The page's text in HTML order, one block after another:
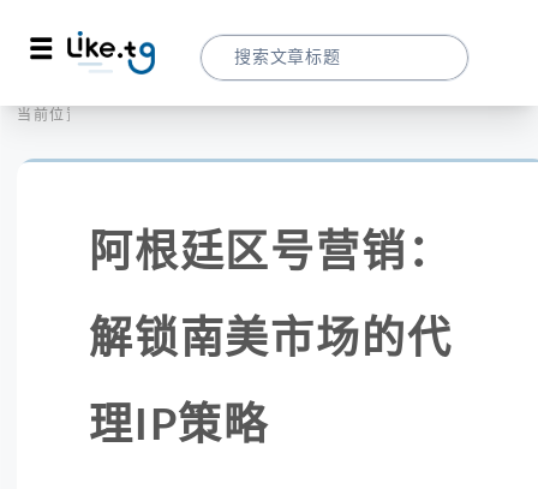
当前位置：
阿根廷区号营销：
解锁南美市场的代
理IP策略